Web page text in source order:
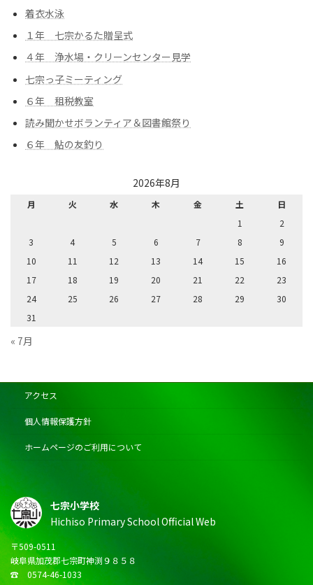
着衣水泳
１年 七宗かるた贈呈式
４年 浄水場・クリーンセンター見学
七宗っ子ミーティング
６年 租税教室
読み聞かせボランティア＆図書館祭り
６年 鮎の友釣り
2026年8月
月 火 水 木 金 土
日
1
2
3
4 5 6 7 8
9
10
11 12 13 14 15
16
17
18 19 20 21 22
23
24
25 26 27 28 29
30
31
« 7月
アクセス
個人情報保護方針
ホームページのご利用について
七宗小学校
Hichiso Primary School Official Web
〒509-0511
岐阜県加茂郡七宗町神渕９８５８
☎ 0574-46-1033